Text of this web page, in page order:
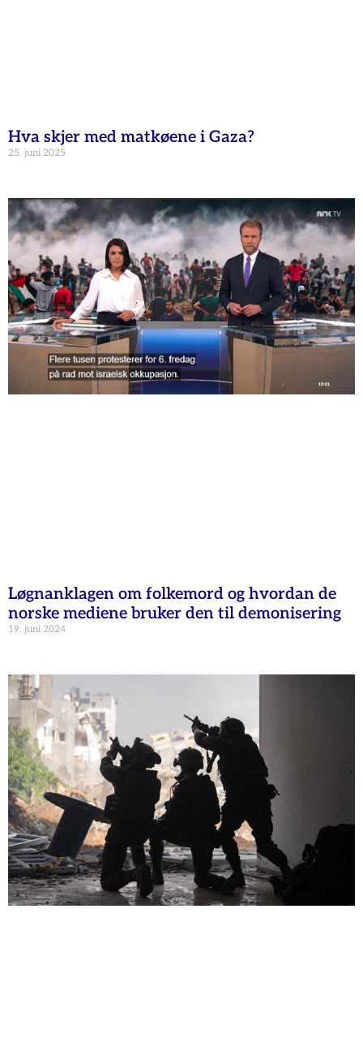
Hva skjer med matkøene i Gaza?
25. juni 2025
Løgnanklagen om folkemord og hvordan de
norske mediene bruker den til demonisering
19. juni 2024